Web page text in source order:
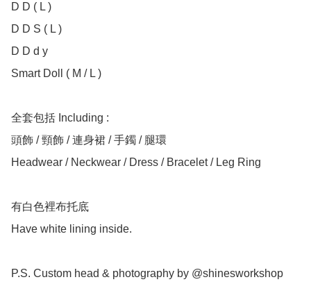
D D ( L )
D D S ( L )
D D d y
Smart Doll ( M / L )
全套包括 Including :
頭飾 / 頸飾 / 連身裙 / 手鐲 / 腿環
Headwear / Neckwear / Dress / Bracelet / Leg Ring
有白色裡布托底
Have white lining inside.
P.S. Custom head & photography by @shinesworkshop